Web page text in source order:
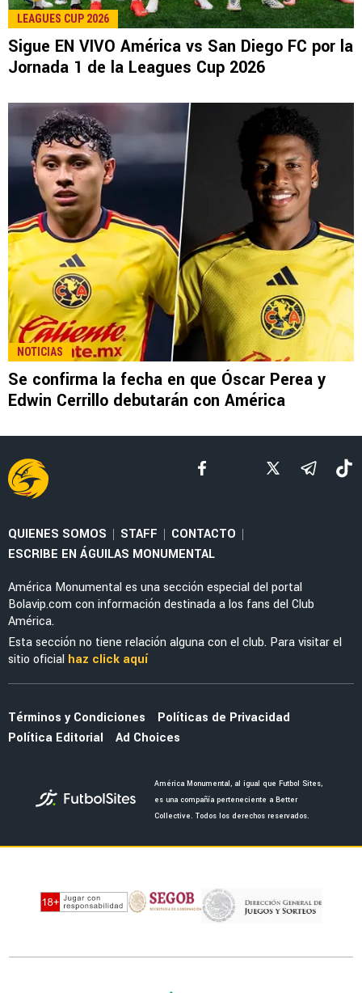
LEE TAMBIÉN
LEAGUES CUP 2026
¡Ya se estrenó! Federico Viñas marca su
primer gol con Toluca en la Leagues Cup 2026